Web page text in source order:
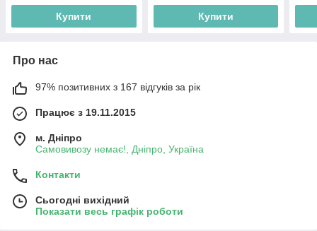
Купити Купити
Про нас
97% позитивних з 167 відгуків за рік
Працює з 19.11.2015
м. Дніпро
Самовивозу немає!, Дніпро, Україна
Контакти
Сьогодні вихідний
Показати весь графік роботи